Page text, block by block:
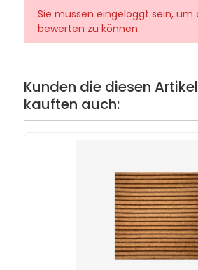
Sie müssen eingeloggt sein, um
bewerten zu können.
Kunden die diesen
kauften auch: